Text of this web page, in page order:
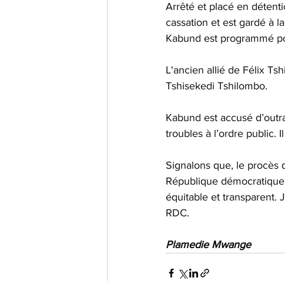
Arrêté et placé en
cassation et est gardé à
Kabund est programmé
L'ancien allié de Félix
Tshisekedi
Kabund est accusé
troubles à l’ordre public.
Signalons que, le procès
République
équitable et transparent.
RDC.
Plamedie Mwange